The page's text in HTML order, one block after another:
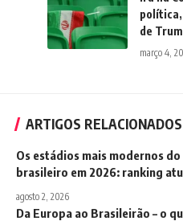
de
março 4,
ARTIGOS RELACIONADOS
Os estádios mais modernos
brasileiro em 2026: ranking
agosto 2, 2026
Da Europa ao Brasileirão – o